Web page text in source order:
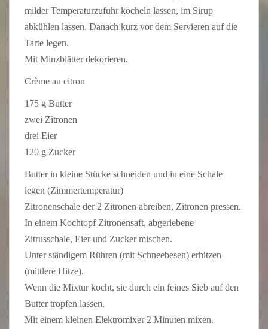
milder Temperaturzufuhr köcheln lassen, im Sirup
abkühlen lassen. Danach kurz vor dem Servieren auf die
Tarte legen.
Mit Minzblätter dekorieren.
Crème au citron
175 g Butter
zwei Zitronen
drei Eier
120 g Zucker
Butter in kleine Stücke schneiden und in eine Schale
legen (Zimmertemperatur)
Zitronenschale der 2 Zitronen abreiben, Zitronen pressen.
In einem Kochtopf Zitronensaft, abgeriebene
Zitrusschale, Eier und Zucker mischen.
Unter ständigem Rühren (mit Schneebesen) erhitzen
(mittlere Hitze).
Wenn die Mixtur kocht, sie durch ein feines Sieb auf den
Butter tropfen lassen.
Mit einem kleinen Elektromixer 2 Minuten mixen.